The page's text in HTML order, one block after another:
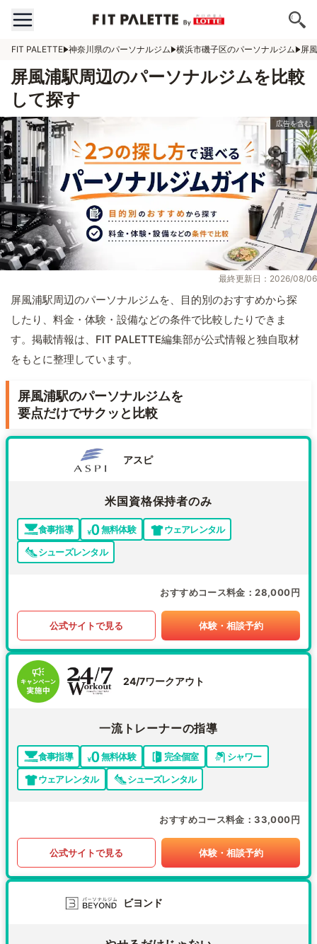
FIT PALETTE 神奈川県のパーソナルジム 横浜市磯子区のパーソナルジム 屏
屏風浦駅周辺のパーソナルジムを比較
して探す
最終更新日：2026/08/06
屏風浦駅周辺のパーソナルジムを、目的別のおすすめから探
したり、料金・体験・設備などの条件で比較したりできま
す。掲載情報は、FIT PALETTE編集部が公式情報と独自取材
をもとに整理しています。
屏風浦駅のパーソナルジムを
要点だけでサクッと比較
アスピ
米国資格保持者のみ
食事指導 無料体験
ウェアレンタル
シューズレンタル
おすすめコース料金 28,000円
公式サイトで見る 体験・相談予約
24/7ワークアウト
一流トレーナーの指導
食事指導 無料体験 完全個室
シャワー
ウェアレンタル
シューズレンタル
おすすめコース料金 33,000円
公式サイトで見る 体験・相談予約
ビヨンド